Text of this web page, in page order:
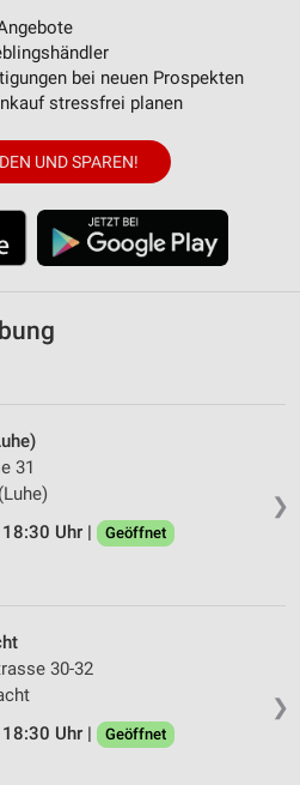
bei neuen Prospekten
stressfrei planen
UND SPAREN!
❯
31
Uhr |
Geöffnet
❯
30-32
Uhr |
Geöffnet